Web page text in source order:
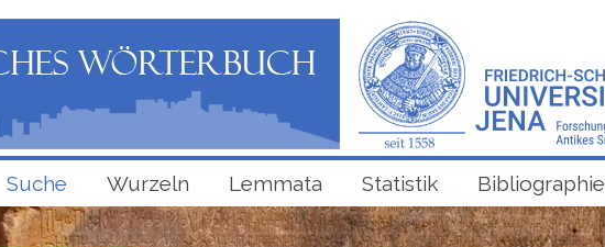
Suche Wurzeln Lemmata Statistik Bibliographie